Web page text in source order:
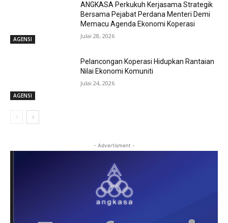
AGENSI
ANGKASA Perkukuh Kerjasama Strategik
Bersama Pejabat Perdana Menteri Demi
Memacu Agenda Ekonomi Koperasi
Julai 28, 2026
AGENSI
Pelancongan Koperasi Hidupkan Rantaian
Nilai Ekonomi Komuniti
Julai 24, 2026
- Advertisment -